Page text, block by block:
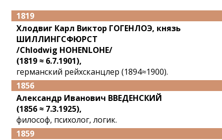
1819
Хлодвиг Карл Виктор ГОГЕНЛОЭ, князь
ШИЛЛИНГСФЮРСТ
/Chlodwig HOHENLOHE/
(1819 ≈ 6.7.1901),
германский рейхсканцлер (1894≈1900).
1856
Александр Иванович ВВЕДЕНСКИЙ
(1856 ≈ 7.3.1925),
философ, психолог, логик.
1859